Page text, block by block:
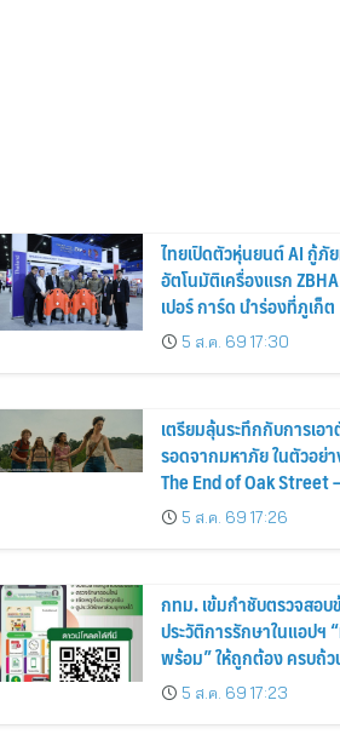
ไทยเปิดตัวหุ่นยนต์ AI กู้ภั
อัตโนมัติเครื่องแรก
เปอร์ การ์ด นำร่องที่ภูเก็ต
5 ส.ค. 69 17:30
เตรียมลุ้นระทึกกับการเอา
รอดจากมหาภัย ในตัวอย่
The End of Oak Street
สุดถนนโอ๊ค
5 ส.ค. 69 17:26
กทม. เข้มกำชับตรวจสอ
ประวัติการรักษาในแอปฯ
พร้อม” ให้ถูกต้อง ครบถ้ว
ปัจจุบันป้องกันสวมสิทธิกา
5 ส.ค. 69 17:23